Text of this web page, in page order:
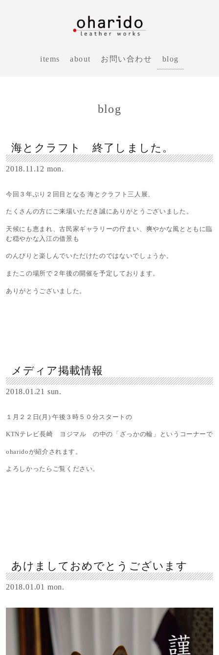
items about お問い合わせ blog
blog
海とクラフト 終了しました。
2018.11.12 mon.
今回３年ぶり２回目となる 海とクラフト三人展、
たくさんの方にご来場いただき誠にありがとうございました。
天候にも恵まれ、古民家ギャラリーの佇まい、爽やかな風とともに臨
む穏やかな入江の借景も
のんびりと楽しんでいただけたのではないでしょうか。
またこの場所で２年後の開催を予定しております。
ありがとうございました。
メディア掲載情報
2018.01.21 sun.
１月２２日(月) 午後３時５０分スタートの
KTNテレビ長崎 ヨジマル の中の「ざっかの輪」というコーナーで
oharidoが紹介されます。
よろしかったらご覧ください。
あけましておめでとうございます
2018.01.01 mon.